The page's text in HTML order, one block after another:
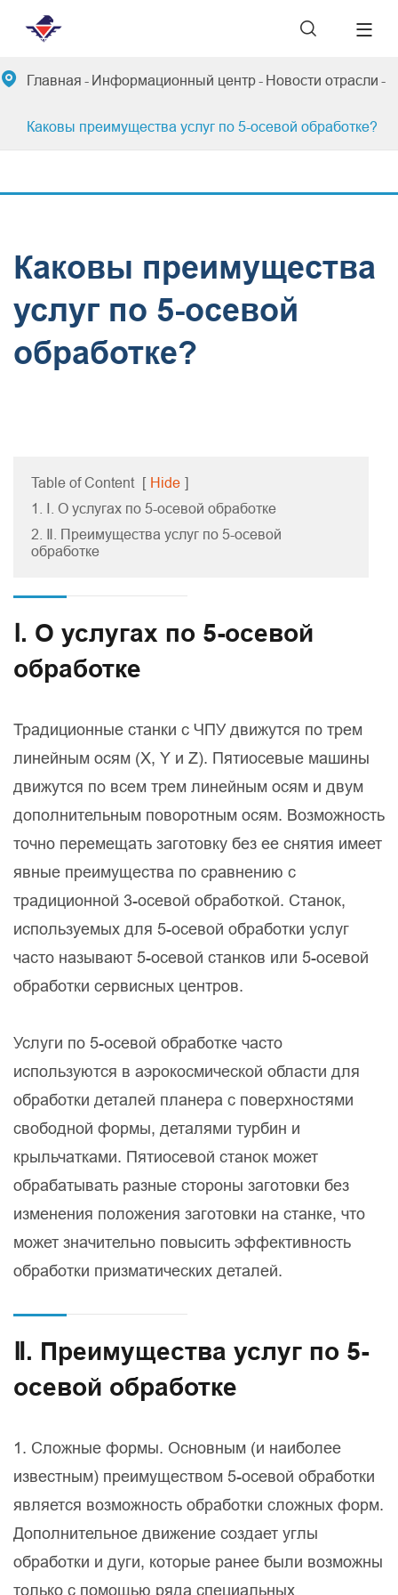

 Главная Информационный центр Новости отрасли
Каковы преимущества услуг по 5-осевой обработке?
Каковы преимущества
услуг по 5-осевой
обработке?
Table of Content [ Hide ]
1. Ⅰ. О услугах по 5-осевой обработке
2. Ⅱ. Преимущества услуг по 5-осевой
обработке
Ⅰ. О услугах по 5-осевой
обработке
Традиционные станки с ЧПУ движутся по трем
линейным осям (X, Y и Z). Пятиосевые машины
движутся по всем трем линейным осям и двум
дополнительным поворотным осям. Возможность
точно перемещать заготовку без ее снятия имеет
явные преимущества по сравнению с
традиционной 3-осевой обработкой. Станок,
используемых для 5-осевой обработки услуг
часто называют 5-осевой станков или 5-осевой
обработки сервисных центров.
Услуги по 5-осевой обработке часто
используются в аэрокосмической области для
обработки деталей планера с поверхностями
свободной формы, деталями турбин и
крыльчатками. Пятиосевой станок может
обрабатывать разные стороны заготовки без
изменения положения заготовки на станке, что
может значительно повысить эффективность
обработки призматических деталей.
Ⅱ. Преимущества услуг по 5-
осевой обработке
1. Сложные формы. Основным (и наиболее
известным) преимуществом 5-осевой обработки
является возможность обработки сложных форм.
Дополнительное движение создает углы
обработки и дуги, которые ранее были возможны
только с помощью ряда специальных